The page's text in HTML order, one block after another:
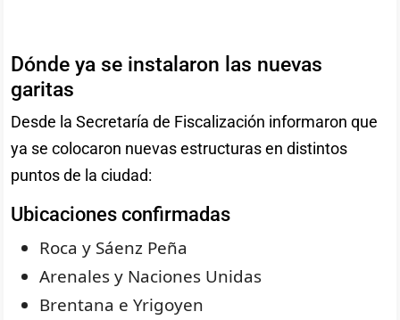
Dónde ya se instalaron las nuevas
garitas
Desde la Secretaría de Fiscalización informaron que
ya se colocaron nuevas estructuras en distintos
puntos de la ciudad:
Ubicaciones confirmadas
Roca y Sáenz Peña
Arenales y Naciones Unidas
Brentana e Yrigoyen